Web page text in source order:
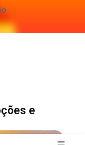
e